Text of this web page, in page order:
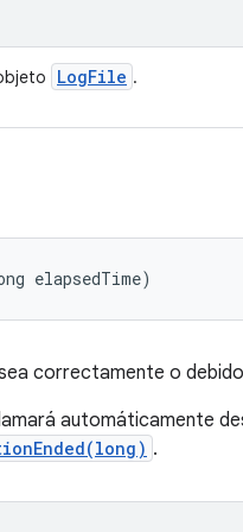
LogFile .
elapsedTime)
correctamente o
automáticamente
.